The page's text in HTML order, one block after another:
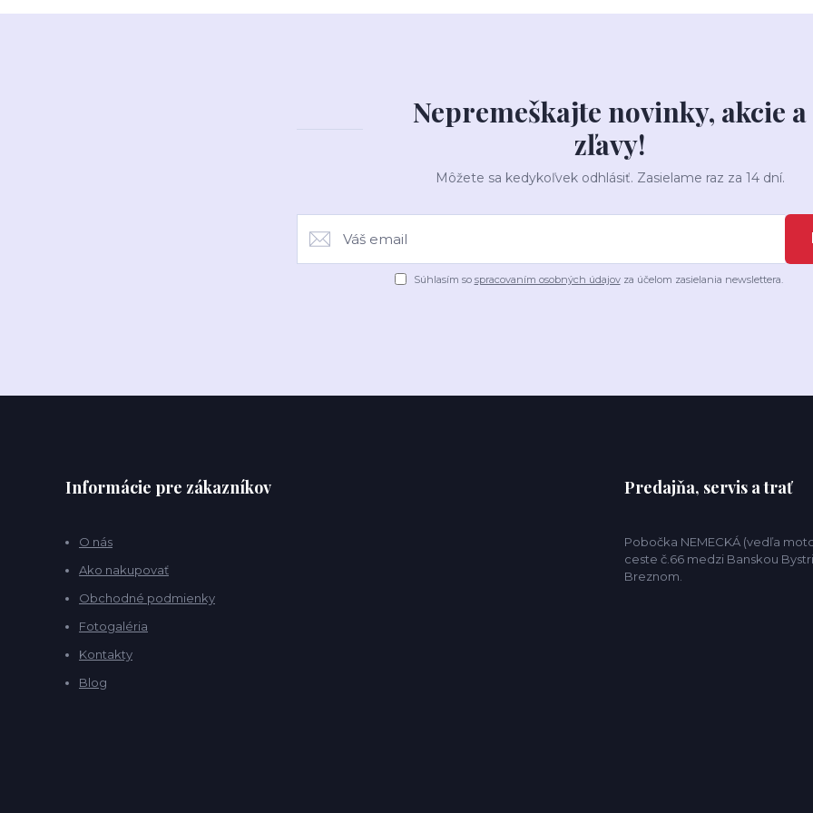
Nepremeškajte novinky, akcie a
zľavy!
Môžete sa kedykoľvek odhlásiť. Zasielame raz za 14 dní.
Súhlasím so spracovaním osobných údajovza účelom zasielania newslettera.
Informácie pre zákazníkov
O nás
Ako nakupovať
Obchodné podmienky
Fotogaléria
Kontakty
Blog
Predajňa, servis a trať
Pobočka NEMECKÁ (vedľa
ceste č.66 medzi Banskou
Breznom.